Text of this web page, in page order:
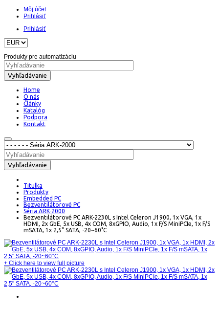
Môj účet
Prihlásiť
Prihlásiť
Produkty pre automatizáciu
Vyhľadávanie
Home
O nás
Články
Katalóg
Podpora
Kontakt
Vyhľadávanie
Titulka
Produkty
Embedded PC
Bezventilátorové PC
Séria ARK-2000
Bezventilátorové PC ARK-2230L s Intel Celeron J1900, 1x VGA, 1x
HDMI, 2x GbE, 5x USB, 4x COM, 8xGPIO, Audio, 1x F/S MiniPCIe, 1x F/S
mSATA, 1x 2,5" SATA, -20~60°C
+ Click here to view full picture